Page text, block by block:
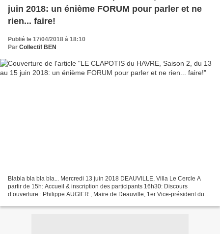
juin 2018: un énième FORUM pour parler et ne
rien... faire!
Publié le 17/04/2018 à 18:10
Par Collectif BEN
Blabla bla bla bla... Mercredi 13 juin 2018 DEAUVILLE, Villa Le Cercle A
partir de 15h: Accueil & inscription des participants 16h30: Discours
d’ouverture : Philippe AUGIER , Maire de Deauville, 1er Vice-président du